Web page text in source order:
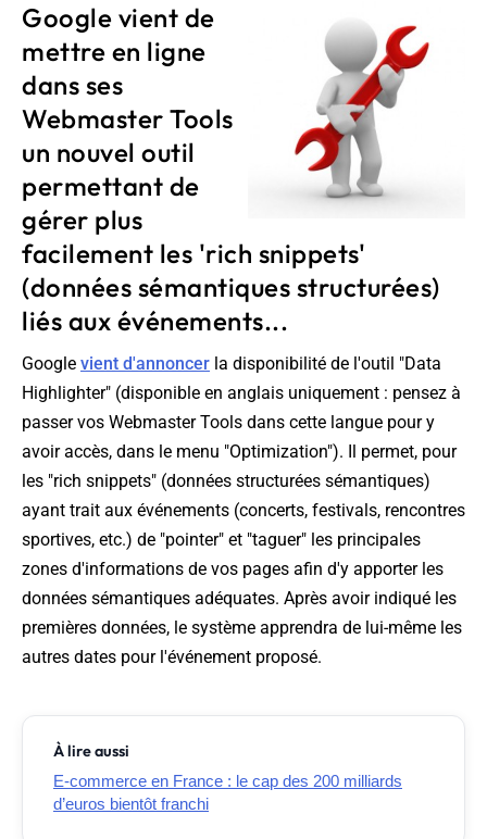
Google vient de
mettre en ligne
dans ses
Webmaster Tools
un nouvel outil
permettant de
gérer plus
facilement les 'rich snippets'
(données sémantiques structurées)
liés aux événements...
Google vient d'annoncer la disponibilité de l'outil "Data
Highlighter" (disponible en anglais uniquement : pensez à
passer vos Webmaster Tools dans cette langue pour y
avoir accès, dans le menu "Optimization"). Il permet, pour
les "rich snippets" (données structurées sémantiques)
ayant trait aux événements (concerts, festivals, rencontres
sportives, etc.) de "pointer" et "taguer" les principales
zones d'informations de vos pages afin d'y apporter les
données sémantiques adéquates. Après avoir indiqué les
premières données, le système apprendra de lui-même les
autres dates pour l'événement proposé.
À lire aussi
E-commerce en France : le cap des 200 milliards
d’euros bientôt franchi